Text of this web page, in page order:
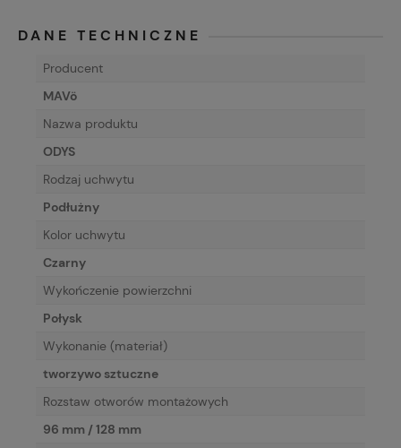
DANE TECHNICZNE
Producent
MAVö
Nazwa produktu
ODYS
Rodzaj uchwytu
Podłużny
Kolor uchwytu
Czarny
Wykończenie powierzchni
Połysk
Wykonanie (materiał)
tworzywo sztuczne
Rozstaw otworów montażowych
96 mm / 128 mm